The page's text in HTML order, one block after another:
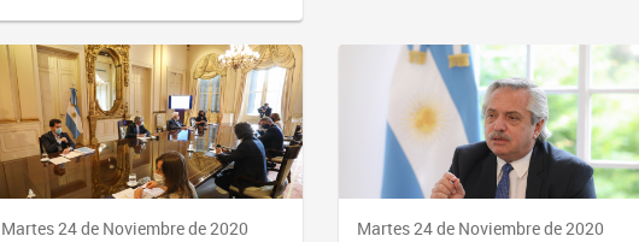
Martes 24 de Noviembre de 2020 Martes 24 de Noviembre de 2020